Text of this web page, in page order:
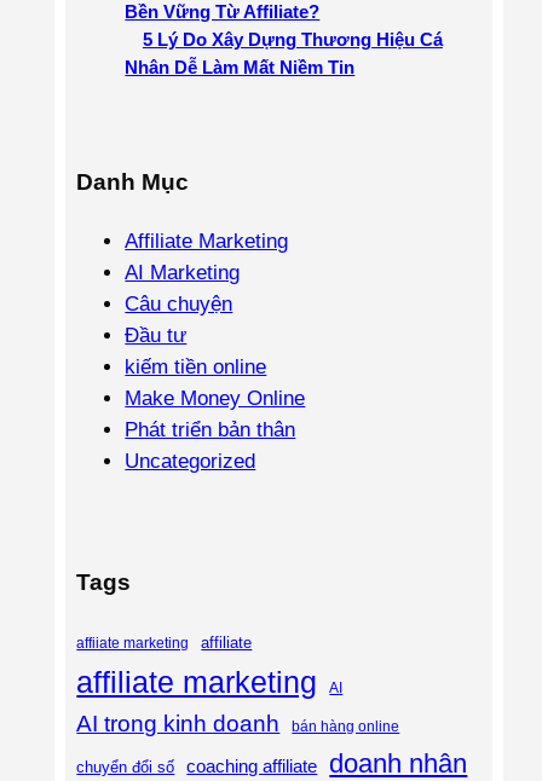
Bền Vững Từ Affiliate?
5 Lý Do Xây Dựng Thương Hiệu Cá
Nhân Dễ Làm Mất Niềm Tin
Danh Mục
Affiliate Marketing
AI Marketing
Câu chuyện
Đầu tư
kiếm tiền online
Make Money Online
Phát triển bản thân
Uncategorized
Tags
affiiate marketing affiliate
affiliate marketing AI
AI trong kinh doanh bán hàng online
chuyển đổi số coaching affiliate doanh nhân